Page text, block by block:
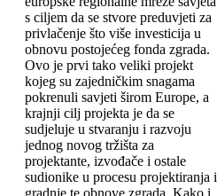
s ciljem da se stvore preduvjeti za
privlačenje što više investicija u
obnovu postojećeg fonda zgrada.
Ovo je prvi tako veliki projekt
kojeg su zajedničkim snagama
pokrenuli savjeti širom Europe, a
krajnji cilj projekta je da se
sudjeluje u stvaranju i razvoju
jednog novog tržišta za
projektante, izvođače i ostale
sudionike u procesu projektiranja i
gradnje te obnove zgrada. Kako i